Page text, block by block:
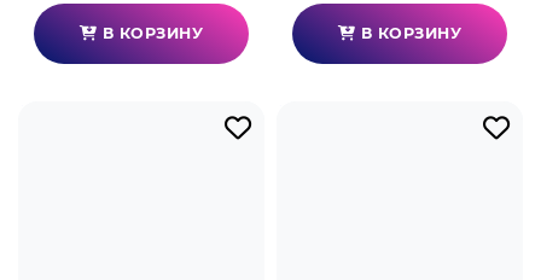
В КОРЗИНУ В КОРЗИНУ